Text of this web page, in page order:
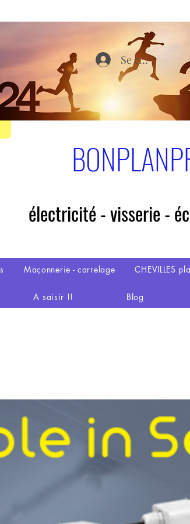
Se connecter
électricité - visserie -
Maçonnerie - carrelage CHEVILLES
A saisir !! Blog